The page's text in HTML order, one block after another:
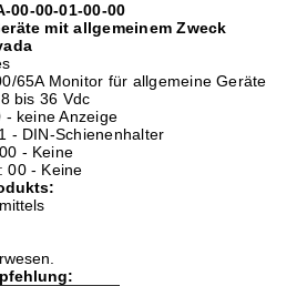
00-00-01-00-00
mit allgemeinem Zweck
65A Monitor für allgemeine Geräte
bis 36 Vdc
- keine Anzeige
- DIN-Schienenhalter
- Keine
00 - Keine